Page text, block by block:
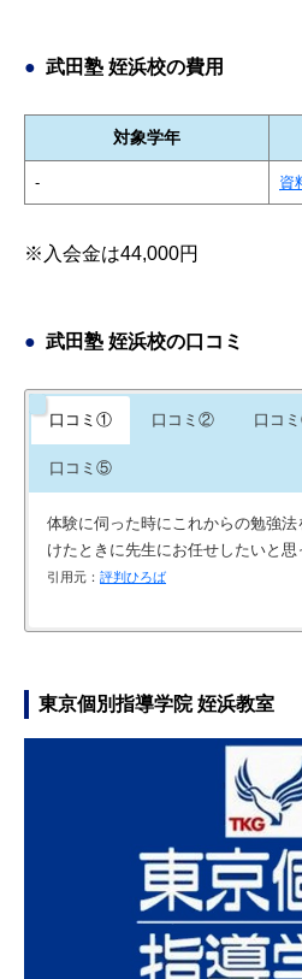
武田塾 姪浜校の費用
対象学年
- 資
※入会金は44,000円
武田塾 姪浜校の口コミ
口コミ① 口コミ② 口コ
口コミ⑤
体験に伺った時にこれからの勉強
けたときに先生にお任せしたいと思
引用元： 評判ひろば
引用元：評判ひろば
引用元：評判ひろば
引用元：武田塾 塾生の声
引用元：武田塾 塾生の声
東京個別指導学院 姪浜教室